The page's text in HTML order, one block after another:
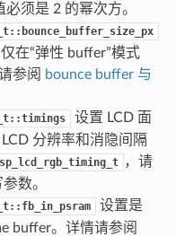
须是 2 的幂次方。
在“弹性 buffer”模式
参阅 bounce buffer 与
设置 LCD 面
分辨率和消隐间隔
，请
数。
设置是
buffer。详情请参阅